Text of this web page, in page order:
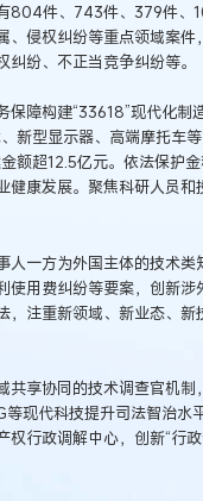
804件、743件、379件、
侵权纠纷等重点领域案
纷、不正当竞争纠纷等。
障构建“33618”现代化制
新型显示器、高端摩托车
超12.5亿元。依法保护
康发展。聚焦科研人员
一方为外国主体的技术
用费纠纷等要案，创新
注重新领域、新业态、
享协同的技术调查官机制
现代科技提升司法智治水
行政调解中心，创新“行